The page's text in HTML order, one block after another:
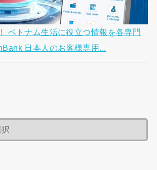
ベトナム生活に役立つ情報を各専門
日本人のお客様専用...